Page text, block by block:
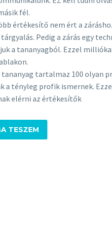
fél.
értékesítő nem ért a
Pedig a zárás egy
a tananyagból. Ezzel
tananyag tartalmaz 100 olyan
a tényleg profik ismernek.
elérni az értékesítők
TESZEM